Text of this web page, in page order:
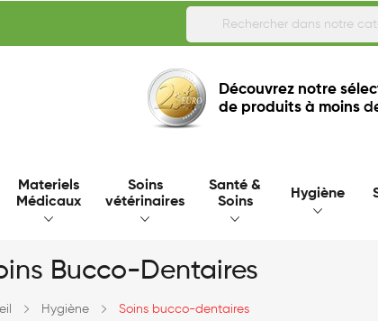
Découvrez notre
de produits à moins
Materiels
Médicaux
Soins
vétérinaires
Santé &
Soins
Hygiène
Bucco-Dentaires
Hygiène Soins bucco-dentaires